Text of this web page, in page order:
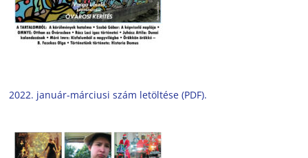
2022. január-márciusi szám letöltése (PDF).